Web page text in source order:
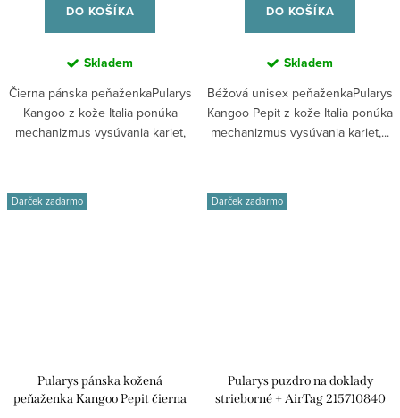
DO KOŠÍKA
Skladem
Čierna pánska peňaženkaPularys
Kangoo z kože Italia ponúka
mechanizmus vysúvania kariet,
DO KOŠÍKA
Skladem
Béžová unisex peňaženkaPularys
Kangoo Pepit z kože Italia ponúka
mechanizmus vysúvania kariet,...
Darček zadarmo
Pularys pánska kožená
peňaženka Kangoo Pepit čierna
Darček zadarmo
Pularys puzdro na doklady
strieborné + AirTag 215710840